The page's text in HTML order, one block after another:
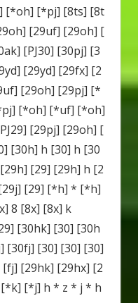
[*oh] [*pj] [8ts] [8t
[29uf] [29oh] [
[PJ30] [30pj] [3
[29yd] [29fx] [2
[29oh] [29pj] [*
[*oh] [*uf] [*oh]
[29pj] [29oh] [
[30h] h [30] h [30
[29] [29h] h [2
[29] [*h] * [*h]
8 [8x] [8x] k
[30hk] [30] [30h
[30fj] [30] [30] [30]
[29hk] [29hx] [2
[*j] h * z * j * h